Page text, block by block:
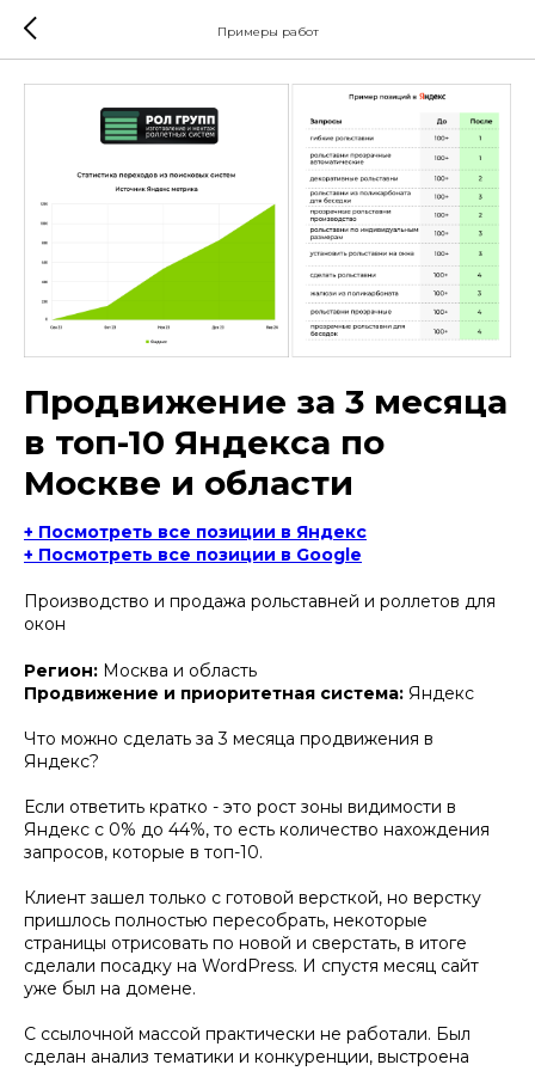
Примеры работ
Продвижение за 3 месяца
в топ-10 Яндекса по
Москве и области
+ Посмотреть все позиции в Яндекс
+ Посмотреть все позиции в Google
Производство и продажа рольставней и роллетов для
окон
Регион: Москва и область
Продвижение и приоритетная система: Яндекс
Что можно сделать за 3 месяца продвижения в
Яндекс?
Если ответить кратко - это рост зоны видимости в
Яндекс с 0% до 44%, то есть количество нахождения
запросов, которые в топ-10.
Клиент зашел только с готовой версткой, но верстку
пришлось полностью пересобрать, некоторые
страницы отрисовать по новой и сверстать, в итоге
сделали посадку на WordPress. И спустя месяц сайт
уже был на домене.
С ссылочной массой практически не работали. Был
сделан анализ тематики и конкуренции, выстроена